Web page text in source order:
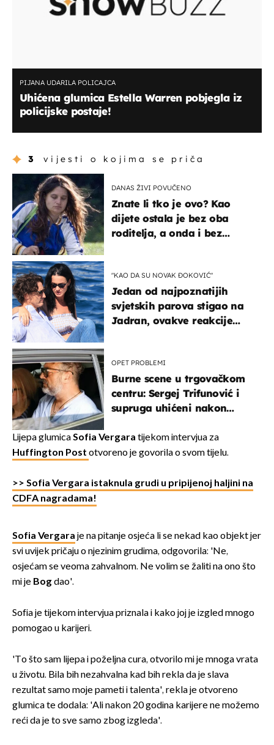
PIJANA UDARILA POLICAJCA
Uhićena glumica Estella Warren pobjegla iz
policijske postaje!
3 vijesti o kojima se priča
DANAS ŽIVI POVUČENO
Znate li tko je ovo? Kao
dijete ostala je bez oba
roditelja, a onda i bez
"KAO DA SU NOVAK ĐOKOVIĆ"
Jedan od najpoznatijih
svjetskih parova stigao na
Jadran, ovakve reakcije
OPET PROBLEMI
Burne scene u trgovačkom
centru: Sergej Trifunović i
supruga uhićeni nakon
Lijepa glumicaSofia Vergara tijekom intervjua za
Huffington Post otvoreno je govorila o svom tijelu.
>> Sofia Vergara istaknula grudi u pripijenoj haljini na
CDFA nagradama!
Sofia Vergara je na pitanje osjeća li se nekad kao objekt jer
svi uvijek pričaju o njezinim grudima, odgovorila: 'Ne,
osjećam se veoma zahvalnom. Ne volim se žaliti na ono što
mi je Bogdao'.
Sofia je tijekom intervjua priznala i kako joj je izgled mnogo
pomogao u karijeri.
'To što sam lijepa i poželjna cura, otvorilo mi je mnoga vrata
u životu. Bila bih nezahvalna kad bih rekla da je slava
rezultat samo moje pameti i talenta', rekla je otvoreno
glumica te dodala: 'Ali nakon 20 godina karijere ne možemo
reći da je to sve samo zbog izgleda'.